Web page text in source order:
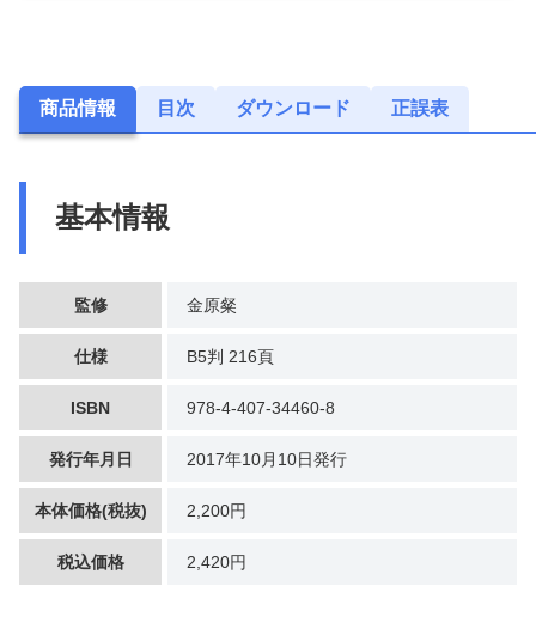
商品情報 目次 ダウンロード 正誤表
基本情報
監修 金原粲
仕様 B5判 216頁
ISBN 978-4-407-34460-8
発行年月日 2017年10月10日発行
本体価格(税抜) 2,200円
税込価格 2,420円